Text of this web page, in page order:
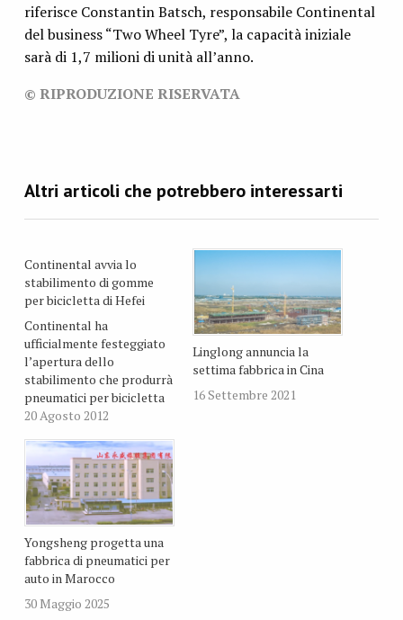
riferisce Constantin Batsch, responsabile Continental
del business “Two Wheel Tyre”, la capacità iniziale
sarà di 1,7 milioni di unità all’anno.
© RIPRODUZIONE RISERVATA
Continental avvia lo
stabilimento di gomme
per bicicletta di Hefei
Continental ha
ufficialmente festeggiato
l’apertura dello
stabilimento che produrrà
pneumatici per bicicletta
ad Hefei, nella provincia
stessa località, il
produttore tedesco aveva
inaugurato uno
stabilimento di gomme
passenger l’anno scorso.
20 Agosto 2012
Linglong annuncia la
settima fabbrica in Cina
16 Settembre 2021
Yongsheng progetta una
fabbrica di pneumatici per
auto in Marocco
30 Maggio 2025